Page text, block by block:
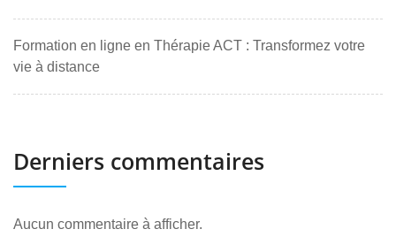
Formation en ligne en Thérapie ACT : Transformez votre
vie à distance
Derniers commentaires
Aucun commentaire à afficher.